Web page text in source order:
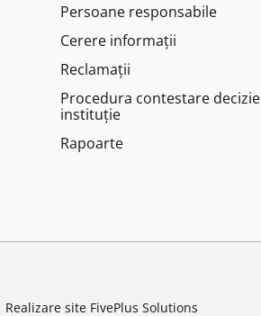
Persoane responsabile
Cerere informații
Reclamații
Procedura contestare decizie
instituție
Rapoarte
Realizare site FivePlus Solutions